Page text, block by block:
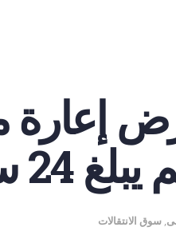
24 سنة
, سوق الانتقالات